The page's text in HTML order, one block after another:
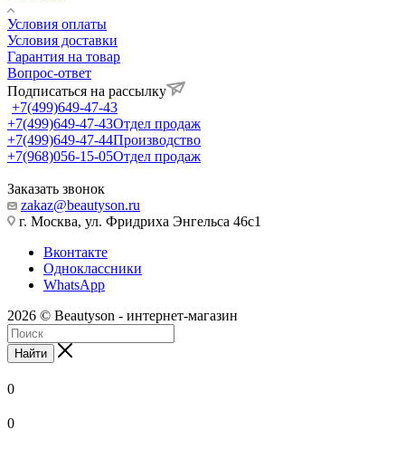
Условия оплаты
Условия доставки
Гарантия на товар
Вопрос-ответ
Подписаться на рассылку
+7(499)649-47-43
+7(499)649-47-43Отдел продаж
+7(499)649-47-44Производство
+7(968)056-15-05Отдел продаж
Заказать звонок
zakaz@beautyson.ru
г. Москва, ул. Фридриха Энгельса 46с1
Вконтакте
Одноклассники
WhatsApp
2026 © Beautyson - интернет-магазин
Найти
0
0